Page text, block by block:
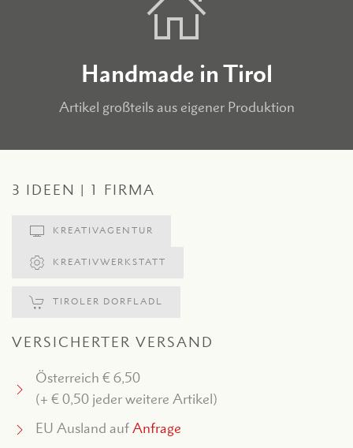
Handmade in Tirol
Artikel großteils aus eigener Produktion
3 IDEEN | 1 FIRMA
KREATIVAGENTUR
KREATIVWERKSTATT
TIROLER DORFLADL
VERSICHERTER VERSAND
Österreich € 6,50
(+ € 0,50 jeder weitere Artikel)
EU Ausland aufAnfrage